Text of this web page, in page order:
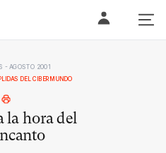
- AGOSTO 2001
DEL CIBERMUNDO
la hora del